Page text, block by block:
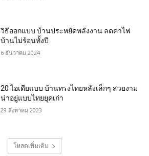
วิธีออกแบบ บ้านประหยัดพลังงาน ลดค่าไฟ
บ้านไม่ร้อนทั้งปี
6 ธันวาคม 2024
20 ไอเดียแบบ บ้านทรงไทยหลังเล็กๆ สวยงาม
น่าอยู่แบบไทยยุคเก่า
29 สิงหาคม 2023
โหลดเพิ่มเติม